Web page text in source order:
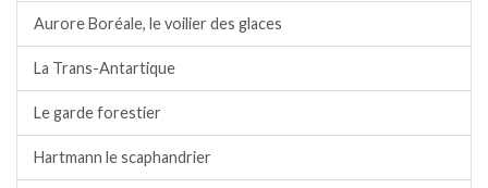
Aurore Boréale, le voilier des glaces
La Trans-Antartique
Le garde forestier
Hartmann le scaphandrier